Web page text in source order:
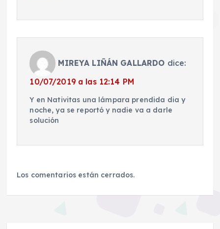
MIREYA LIÑÁN GALLARDO dice:
10/07/2019 a las 12:14 PM
Y en Nativitas una lámpara prendida dia y
noche, ya se reportó y nadie va a darle
solución
Los comentarios están cerrados.